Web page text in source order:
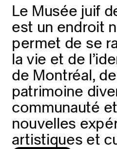
Le Musée juif
est un endroit
permet de se
la vie et de
de Montréal,
patrimoine
communauté
nouvelles
artistiques et